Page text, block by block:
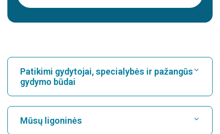
Patikimi gydytojai, specialybės ir pažangūs
gydymo būdai
Raskite ligoninę
Mūsų ligoninės